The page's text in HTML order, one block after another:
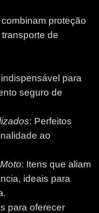
proteção
de
para
seguro de
: Perfeitos
ao
: Itens que aliam
ideais para
para oferecer